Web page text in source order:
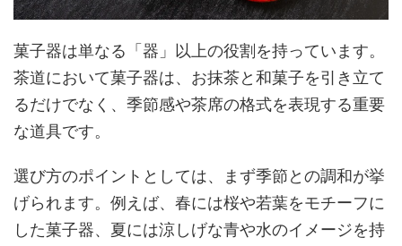
菓子器は単なる「器」以上の役割を持っています。
茶道において菓子器は、お抹茶と和菓子を引き立て
るだけでなく、季節感や茶席の格式を表現する重要
な道具です。
選び方のポイントとしては、まず季節との調和が挙
げられます。例えば、春には桜や若葉をモチーフに
した菓子器、夏には涼しげな青や水のイメージを持